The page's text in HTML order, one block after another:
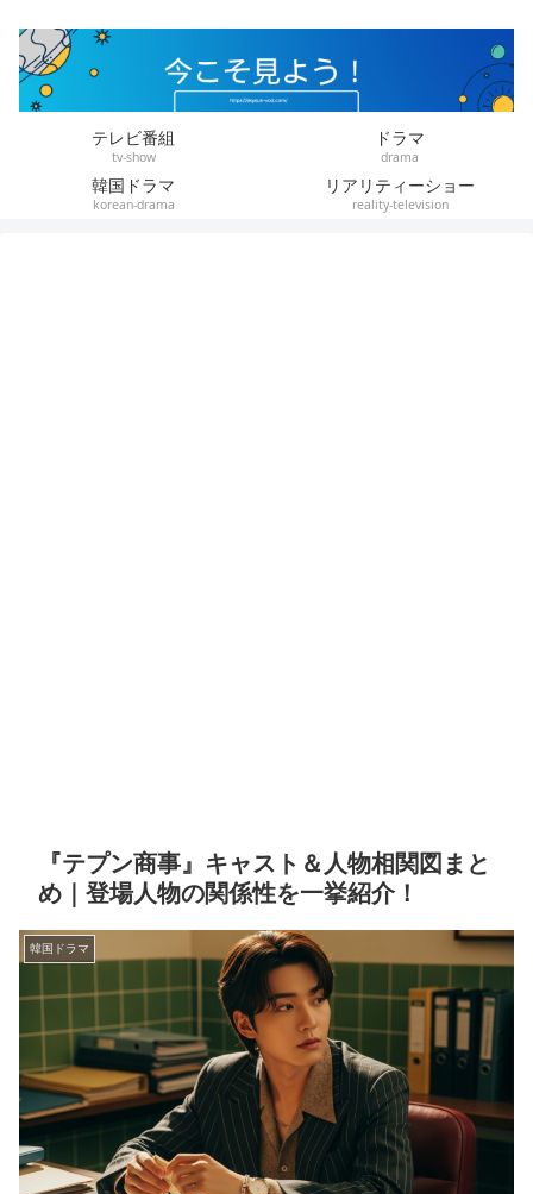
テレビ番組
tv-show
ドラマ
drama
韓国ドラマ
korean-drama
リアリティーショー
reality-television
『テプン商事』キャスト＆人物相関図まと
め｜登場人物の関係性を一挙紹介！
韓国ドラマ